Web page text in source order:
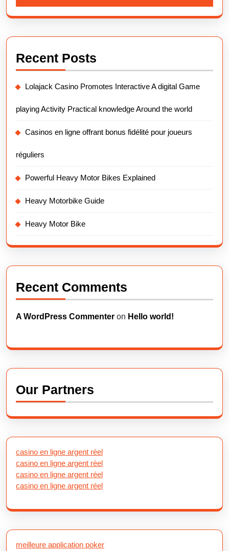
Recent Posts
Lolajack Casino Promotes Interactive A digital Game
playing Activity Practical knowledge Around the world
Casinos en ligne offrant bonus fidélité pour joueurs
réguliers
Powerful Heavy Motor Bikes Explained
Heavy Motorbike Guide
Heavy Motor Bike
Recent Comments
A WordPress Commenter on Hello world!
Our Partners
casino en ligne argent réel
casino en ligne argent réel
casino en ligne argent réel
casino en ligne argent réel
meilleure application poker